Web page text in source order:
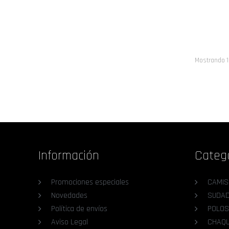
Mostrando
Información
Promociones especiales
Novedades
Política de envíos
Aviso Legal
POLOS